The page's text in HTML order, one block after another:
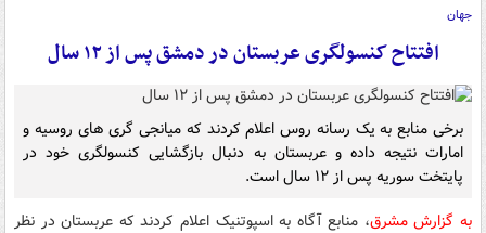
جهان
افتتاح کنسولگری عربستان در دمشق پس از ۱۲ سال
برخی منابع به یک رسانه روس اعلام کردند که میانجی گری های روسیه و
امارات نتیجه داده و عربستان به دنبال بازگشایی کنسولگری خود در
پایتخت سوریه پس از ۱۲ سال است.
به گزارش مشرق، منابع آگاه به اسپوتنیک اعلام کردند که عربستان در نظر